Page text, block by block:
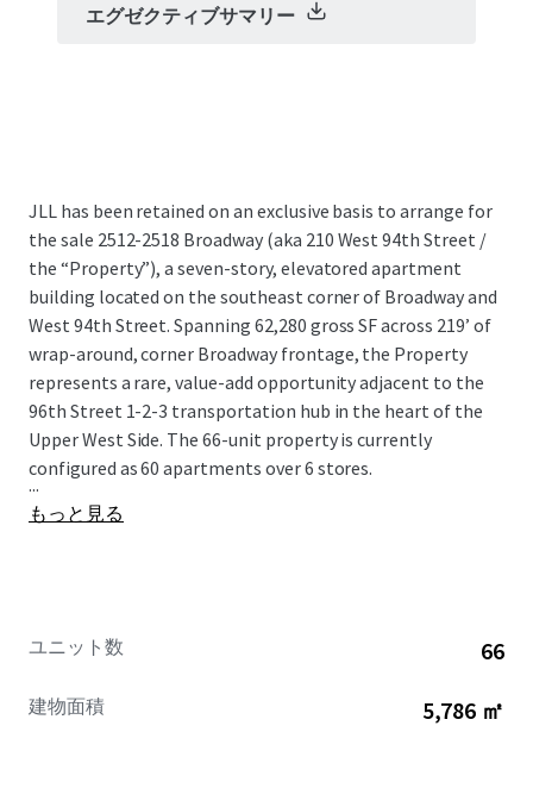
エグゼクティブサマリー
JLL has been retained on an exclusive basis to arrange for
the sale 2512-2518 Broadway (aka 210 West 94th Street /
the “Property”), a seven-story, elevatored apartment
building located on the southeast corner of Broadway and
West 94th Street. Spanning 62,280 gross SF across 219’ of
wrap-around, corner Broadway frontage, the Property
represents a rare, value-add opportunity adjacent to the
96th Street 1-2-3 transportation hub in the heart of the
Upper West Side. The 66-unit property is currently
configured as 60 apartments over 6 stores.
...
もっと見る
ユニット数 66
建物面積 5,786 ㎡